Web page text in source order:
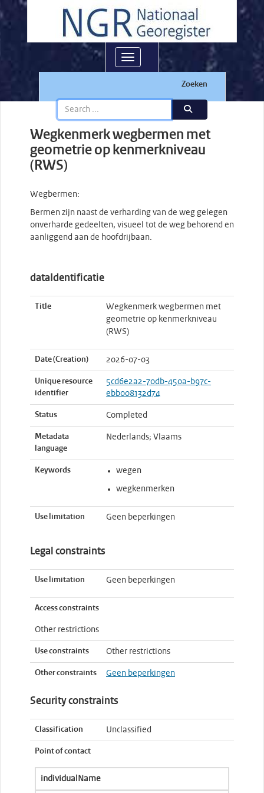
Toggle navigation
Zoeken
Wegkenmerk wegbermen met
geometrie op kenmerkniveau
(RWS)
Wegbermen:
Bermen zijn naast de verharding van de weg gelegen
onverharde gedeelten, visueel tot de weg behorend en
aanliggend aan de hoofdrijbaan.
dataIdentificatie
Title
Wegkenmerk wegbermen met
geometrie op kenmerkniveau
(RWS)
Date (Creation) 2026-07-03
Unique resource
identifier
5cd6e2a2-70db-450a-b97c-
ebb008132d74
Status Completed
Metadata
language
Nederlands; Vlaams
Keywords wegen
wegkenmerken
Use limitation Geen beperkingen
Legal constraints
Use limitation Geen beperkingen
Access constraints
Other restrictions
Use constraints Other restrictions
Other constraints Geen beperkingen
Security constraints
Classification Unclassified
Point of contact
individualName